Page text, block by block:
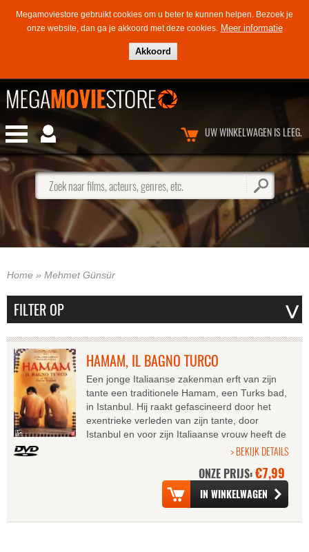
Megamoviestore gebruikt cookies om u beter te kunnen helpen. Bezoek je
onze website, dan ga je akkoord met deze cookies. Meer informatie
Akkoord
UW WINKELWAGEN IS LEEG.
Zoek naar films, acteurs, genres, etc.
Home » Mehmet Günsür
HAMAM, IL BAGNO TURCO
Een jonge Italiaanse zakenman erft van zijn
tante een traditionele Hamam, een Turks bad,
in Istanbul. Hij raakt gefascineerd door het
exentrieke verleden van zijn tante, door
Istanbul en voor zijn Italiaanse vrouw heeft de
> BEKIJK DETAILS
ONZE PRIJS:€7,99